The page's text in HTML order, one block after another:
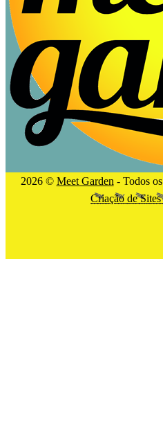
2026 © Meet Garden - Todos
Criação de